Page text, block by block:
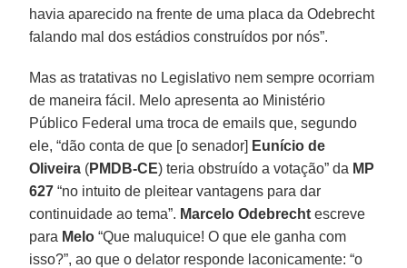
havia aparecido na frente de uma placa da Odebrecht
falando mal dos estádios construídos por nós”.
Mas as tratativas no Legislativo nem sempre ocorriam
de maneira fácil. Melo apresenta ao Ministério
Público Federal uma troca de emails que, segundo
ele, “dão conta de que [o senador] Eunício de
Oliveira (PMDB-CE) teria obstruído a votação” da MP
627 “no intuito de pleitear vantagens para dar
continuidade ao tema”. Marcelo Odebrecht escreve
para Melo “Que maluquice! O que ele ganha com
isso?”, ao que o delator responde laconicamente: “o